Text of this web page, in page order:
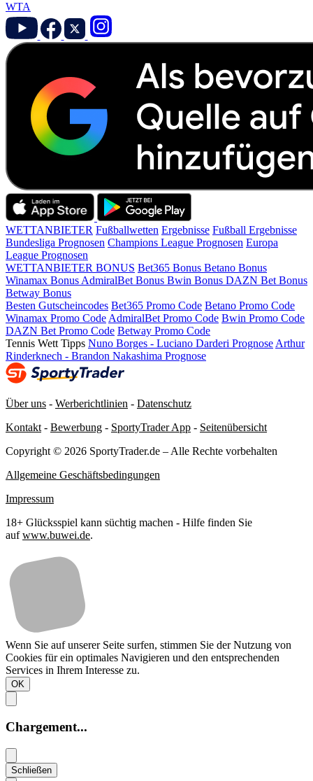
WTA
WETTANBIETER Fußballwetten Ergebnisse Fußball Ergebnisse
Bundesliga Prognosen Champions League Prognosen Europa
League Prognosen
WETTANBIETER BONUS Bet365 Bonus Betano Bonus
Winamax Bonus AdmiralBet Bonus Bwin Bonus DAZN Bet Bonus
Betway Bonus
Besten Gutscheincodes Bet365 Promo Code Betano Promo Code
Winamax Promo Code AdmiralBet Promo Code Bwin Promo Code
DAZN Bet Promo Code Betway Promo Code
Tennis Wett Tipps Nuno Borges - Luciano Darderi Prognose Arthur
Rinderknech - Brandon Nakashima Prognose
Über uns - Werberichtlinien - Datenschutz
Kontakt - Bewerbung - SportyTrader App - Seitenübersicht
Copyright © 2026 SportyTrader.de – Alle Rechte vorbehalten
Allgemeine Geschäftsbedingungen
Impressum
18+ Glücksspiel kann süchtig machen - Hilfe finden Sie
aufwww.buwei.de.
Wenn Sie auf unserer Seite surfen, stimmen Sie der Nutzung von
Cookies für ein optimales Navigieren und den entsprechenden
Services in Ihrem Interesse zu.
OK
Chargement...
Schließen